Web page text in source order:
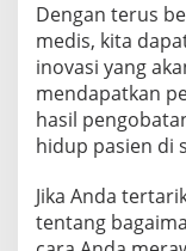
Dengan terus
medis, kita
inovasi yang
mendapatkan
hasil
hidup pasien di
Jika Anda
tentang